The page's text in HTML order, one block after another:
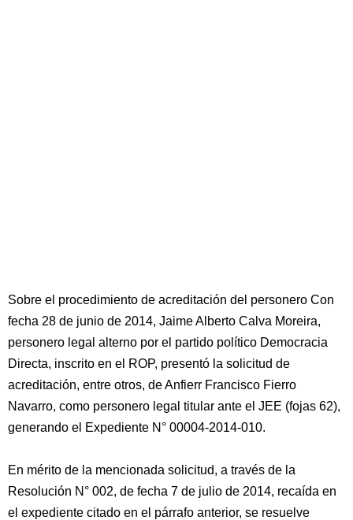
Sobre el procedimiento de acreditación del personero Con
fecha 28 de junio de 2014, Jaime Alberto Calva Moreira,
personero legal alterno por el partido político Democracia
Directa, inscrito en el ROP, presentó la solicitud de
acreditación, entre otros, de Anfierr Francisco Fierro
Navarro, como personero legal titular ante el JEE (fojas 62),
generando el Expediente N° 00004-2014-010.
En mérito de la mencionada solicitud, a través de la
Resolución N° 002, de fecha 7 de julio de 2014, recaída en
el expediente citado en el párrafo anterior, se resuelve